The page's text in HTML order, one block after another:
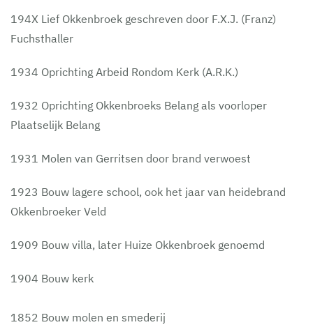
194X Lief Okkenbroek geschreven door F.X.J. (Franz)
Fuchsthaller
1934 Oprichting Arbeid Rondom Kerk (A.R.K.)
1932 Oprichting Okkenbroeks Belang als voorloper
Plaatselijk Belang
1931 Molen van Gerritsen door brand verwoest
1923 Bouw lagere school, ook het jaar van heidebrand
Okkenbroeker Veld
1909 Bouw villa, later Huize Okkenbroek genoemd
1904 Bouw kerk
1852 Bouw molen en smederij